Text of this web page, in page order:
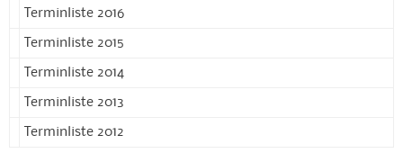
Terminliste 2016
Terminliste 2015
Terminliste 2014
Terminliste 2013
Terminliste 2012